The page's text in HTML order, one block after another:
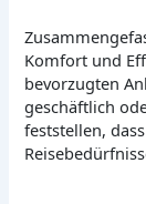
Komfort und
bevorzugten
geschäftlich
feststellen,